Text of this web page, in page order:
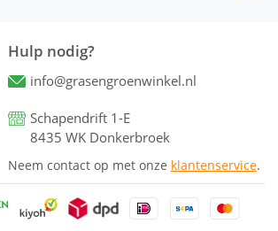
Hulp nodig?
Neem contact op met onze klantenservice.
info@grasengroenwinkel.nl
Schapendrift 1-E
8435 WK Donkerbroek